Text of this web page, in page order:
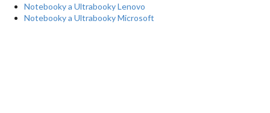
Notebooky a Ultrabooky Lenovo
Notebooky a Ultrabooky Microsoft